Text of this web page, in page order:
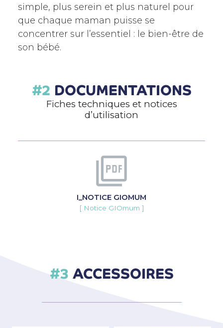
simple, plus serein et plus naturel pour
que chaque maman puisse se
concentrer sur l’essentiel : le bien-être de
son bébé.
DOCUMENTATIONS
Fiches techniques et notices
d’utilisation
I_NOTICE GIOMUM
[ Notice GIOmum ]
ACCESSOIRES